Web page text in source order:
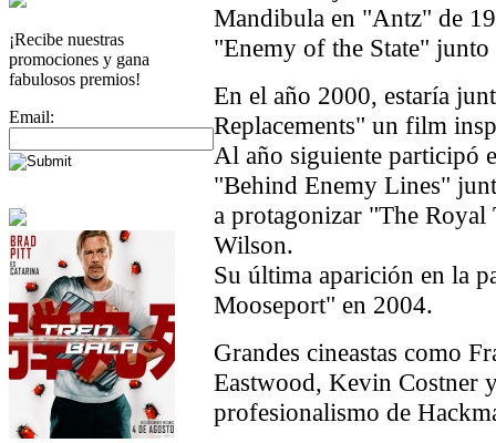
¡Recibe nuestras
promociones y gana
fabulosos premios!
Email:
Mandibula en "Antz" de
"Enemy of the State"
En el año 2000, estaría
Replacements" un film
Al año siguiente participó
"Behind Enemy Lines"
a protagonizar "The Royal
Wilson.
Su última aparición en la
Mooseport" en 2004.
Grandes cineastas como
Eastwood, Kevin Costner
profesionalismo de